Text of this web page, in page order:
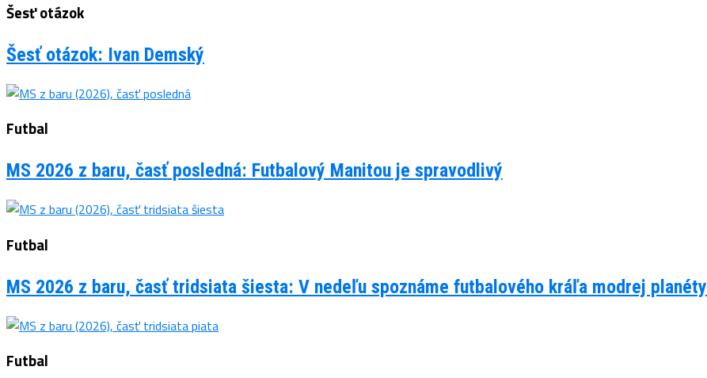
Šesť otázok
Šesť otázok: Ivan Demský
Futbal
MS 2026 z baru, časť posledná: Futbalový Manitou je spravodlivý
Futbal
MS 2026 z baru, časť tridsiata šiesta: V nedeľu spoznáme futbalového kráľa modrej planéty
Futbal